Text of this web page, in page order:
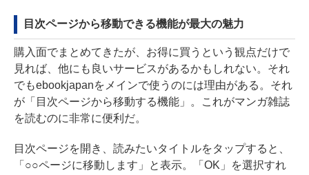
目次ページから移動できる機能が最大の魅力
購入面でまとめてきたが、お得に買うという観点だけで
見れば、他にも良いサービスがあるかもしれない。それ
でもebookjapanをメインで使うのには理由がある。それ
が「目次ページから移動する機能」。これがマンガ雑誌
を読むのに非常に便利だ。
目次ページを開き、読みたいタイトルをタップすると、
「○○ページに移動します」と表示。「OK」を選択すれ